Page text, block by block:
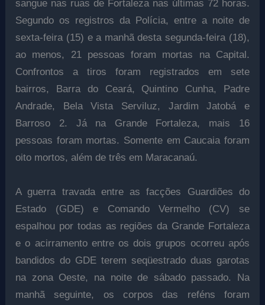
sangue nas ruas de Fortaleza nas últimas 72 horas.
Segundo os registros da Polícia, entre a noite de
sexta-feira (15) e a manhã desta segunda-feira (18),
ao menos, 21 pessoas foram mortas na Capital.
Confrontos a tiros foram registrados em sete
bairros, Barra do Ceará, Quintino Cunha, Padre
Andrade, Bela Vista Serviluz, Jardim Jatobá e
Barroso 2. Já na Grande Fortaleza, mais 16
pessoas foram mortas. Somente em Caucaia foram
oito mortos, além de três em Maracanaú.
A guerra travada entre as facções Guardiões do
Estado (GDE) e Comando Vermelho (CV) se
espalhou por todas as regiões da Grande Fortaleza
e o acirramento entre os dois grupos ocorreu após
bandidos do GDE terem seqüestrado duas garotas
na zona Oeste, na noite de sábado passado. Na
manhã seguinte, os corpos das reféns foram